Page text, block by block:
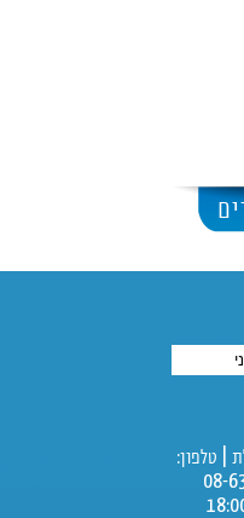
אילת | טלפון: